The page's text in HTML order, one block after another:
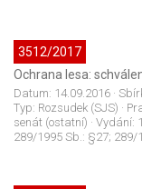
3512/2017
Ochrana lesa:
Datum: 14.09.2016 ·
Typ: Rozsudek (SJS) ·
senát (ostatní) · Vydání:
289/1995 Sb.: §27; 289/